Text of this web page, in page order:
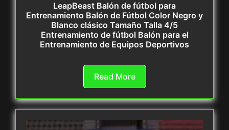
LeapBeast Balón de fútbol para
Entrenamiento Balón de Fútbol Color Negro y
Blanco clásico Tamaño Talla 4/5
Entrenamiento de fútbol Balón para el
Entrenamiento de Equipos Deportivos
Read More